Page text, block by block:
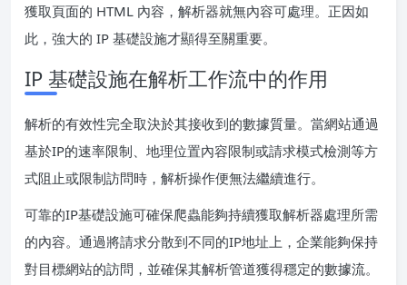
獲取頁面的 HTML 內容，解析器就無內容可處理。正因如
此，強大的 IP 基礎設施才顯得至關重要。
IP 基礎設施在解析工作流中的作用
解析的有效性完全取決於其接收到的數據質量。當網站通過
基於IP的速率限制、地理位置內容限制或請求模式檢測等方
式阻止或限制訪問時，解析操作便無法繼續進行。
可靠的IP基礎設施可確保爬蟲能夠持續獲取解析器處理所需
的內容。通過將請求分散到不同的IP地址上，企業能夠保持
對目標網站的訪問，並確保其解析管道獲得穩定的數據流。